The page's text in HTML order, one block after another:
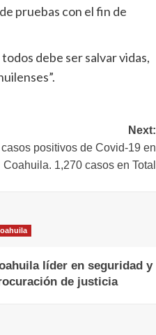
pruebas con el fin de
debe ser salvar vidas,
Next:
positivos de Covid-19 en
Coahuila. 1,270 casos en Total
líder en seguridad y
de justicia